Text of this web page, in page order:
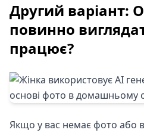
Другий варіант:
повинно
працює?
Якщо у вас немає фото або